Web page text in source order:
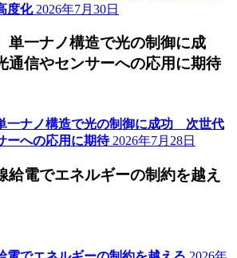
度化 2026年7月30日
単一ナノ構造で光の制御に成
信やセンサーへの応用に期待
一ナノ構造で光の制御に成功 次世代
ーへの応用に期待 2026年7月28日
給電でエネルギーの制約を越え